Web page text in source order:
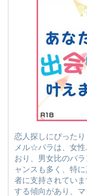
恋人探しにぴった
メル☆パラは、女
おり、男女比のバ
ャンスも多く、特
者に支持されてい
する傾向があり、